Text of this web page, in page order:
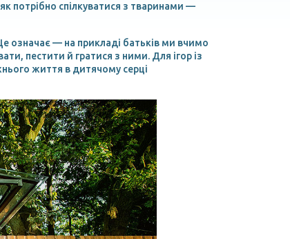
потрібно спілкуватися з тваринами —
означає — на прикладі батьків ми вчимо
пестити й гратися з ними. Для ігор із
життя в дитячому серці